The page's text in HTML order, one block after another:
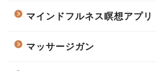
マインドフルネス瞑想アプリ
マッサージガン